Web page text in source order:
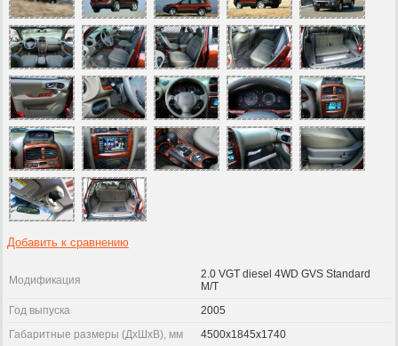
Добавить к сравнению
Модификация
2.0 VGT diesel 4WD GVS Standard
M/T
Год выпуска
2005
Габаритные размеры (ДхШхВ), мм
4500x1845x1740